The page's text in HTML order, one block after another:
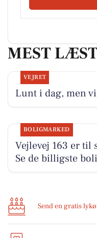
MEST
VEJRET
Lunt i dag, men
BOLIGMARKED
Vejlevej 163 er til
Se de billigste
Send en gratis